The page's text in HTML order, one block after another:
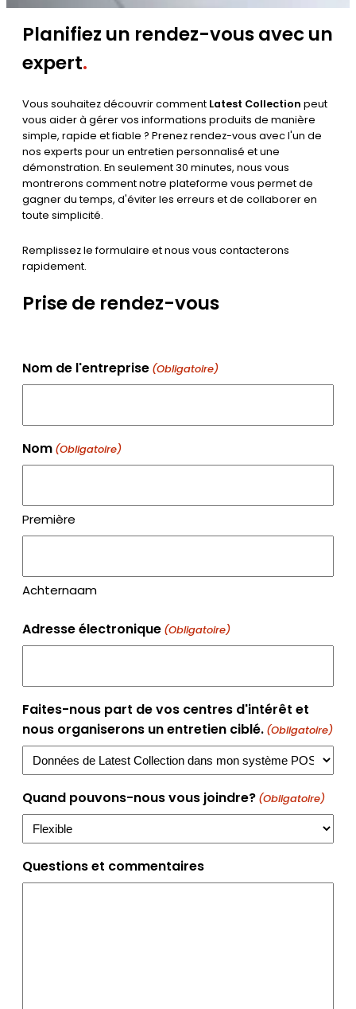
Planifiez un rendez-vous avec un
expert.
Vous souhaitez découvrir comment Latest Collection peut
vous aider à gérer vos informations produits de manière
simple, rapide et fiable ? Prenez rendez-vous avec l'un de
nos experts pour un entretien personnalisé et une
démonstration. En seulement 30 minutes, nous vous
montrerons comment notre plateforme vous permet de
gagner du temps, d'éviter les erreurs et de collaborer en
toute simplicité.
Remplissez le formulaire et nous vous contacterons
rapidement.
Prise de rendez-vous
Nom de l'entreprise (Obligatoire)
Nom (Obligatoire)
Première
Achternaam
Adresse électronique (Obligatoire)
Faites-nous part de vos centres d'intérêt et
nous organiserons un entretien ciblé. (Obligatoire)
Quand pouvons-nous vous joindre? (Obligatoire)
Questions et commentaires